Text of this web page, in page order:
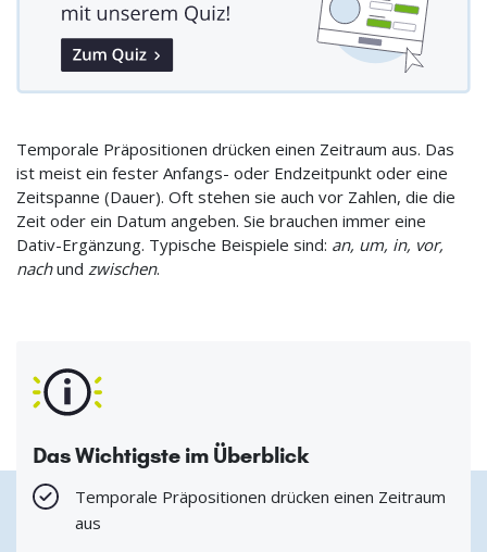
Temporale Präpositionen drücken einen Zeitraum aus. Das
ist meist ein fester Anfangs- oder Endzeitpunkt oder eine
Zeitspanne (Dauer). Oft stehen sie auch vor Zahlen, die die
Zeit oder ein Datum angeben. Sie brauchen immer eine
Dativ-Ergänzung. Typische Beispiele sind: an, um, in, vor,
nachund zwischen.
Das Wichtigste im Überblick
Temporale Präpositionen drücken einen Zeitraum
aus